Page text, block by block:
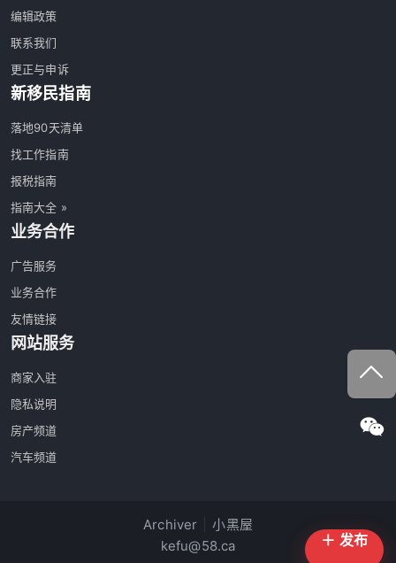
编辑政策
联系我们
更正与申诉
新移民指南
落地90天清单
找工作指南
报税指南
指南大全 »
业务合作
广告服务
业务合作
友情链接
网站服务
商家入驻
隐私说明
房产频道
汽车频道
Archiver
小黑屋
kefu@58.ca
＋ 发布